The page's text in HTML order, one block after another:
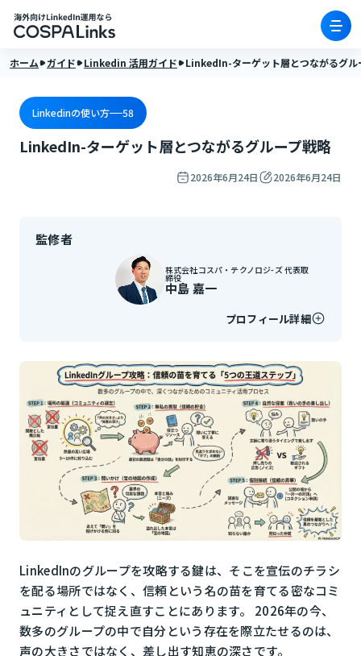
ホーム ガイド Linkedin 活用ガイド LinkedIn-ターゲット層とつながるグル
Linkedinの使い方 58
LinkedIn-ターゲット層とつながるグループ戦略
2026年6月24日 2026年6月24日
監修者
株式会社コスパ・テクノロジ-ズ 代表取
締役
中島 嘉一
プロフィール詳細
LinkedInのグループを攻略する鍵は、そこを宣伝のチラシ
を配る場所ではなく、信頼という名の苗を育てる密なコミ
ュニティとして捉え直すことにあります。 2026年の今、
数多のグループの中で自分という存在を際立たせるのは、
声の大きさではなく、差し出す知恵の深さです。